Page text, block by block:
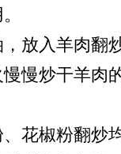
放入羊肉翻
慢炒干羊肉
花椒粉翻炒